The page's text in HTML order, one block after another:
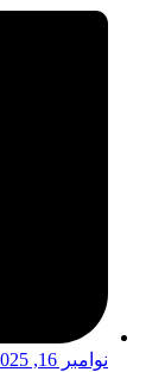
نوامبر 16, 2025